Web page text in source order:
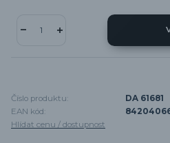
Číslo produktu:
DA 61681
EAN kód:
Hlídat cenu / dostupnost